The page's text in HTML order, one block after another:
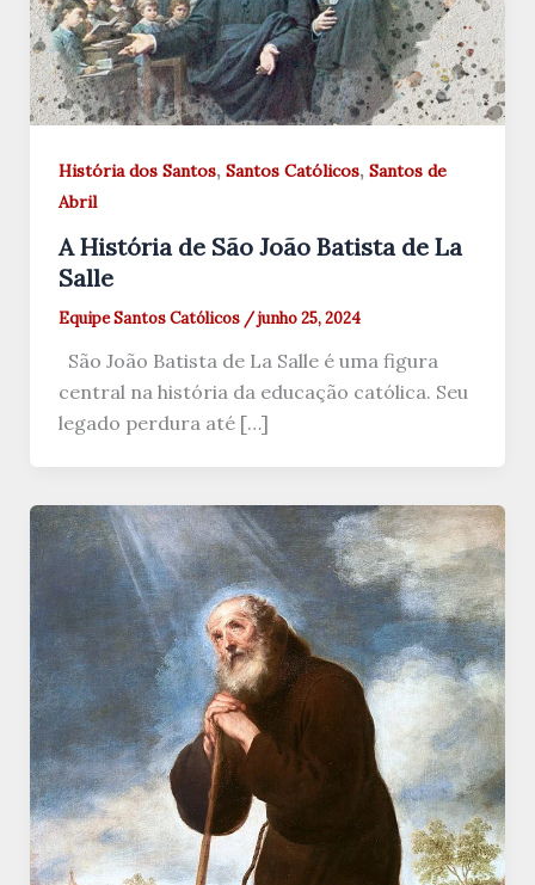
História dos Santos, Santos Católicos, Santos de
Abril
A História de São João Batista de La
Salle
Equipe Santos Católicos /junho 25, 2024
São João Batista de La Salle é uma figura
central na história da educação católica. Seu
legado perdura até […]